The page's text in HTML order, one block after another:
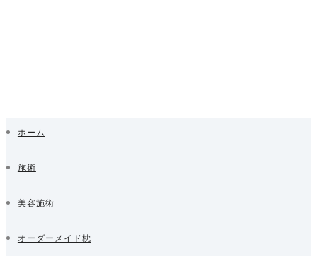
ホーム
施術
美容施術
オーダーメイド枕